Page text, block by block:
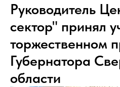
Руководитель
сектор" принял
торжественном
Губернатора
области